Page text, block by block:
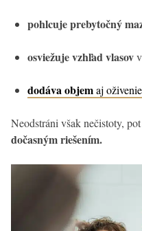
pohlcuje prebytočný
osviežuje vzhľad vlasov
dodáva objemaj
Neodstráni však nečistoty,
dočasným riešením.